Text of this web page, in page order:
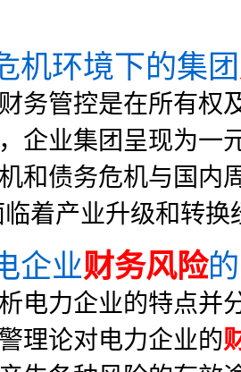
机环境下的集团
务管控是在所有权
企业集团呈现为一
和债务危机与国内
着产业升级和转
企业财务风险
电力企业的特点并
理论对电力企业的